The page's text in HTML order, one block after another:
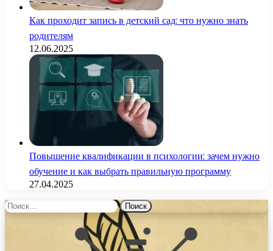
Как проходит запись в детский сад: что нужно знать
родителям
12.06.2025
Повышение квалификации в психологии: зачем нужно
обучение и как выбрать правильную программу
27.04.2025
Найти: